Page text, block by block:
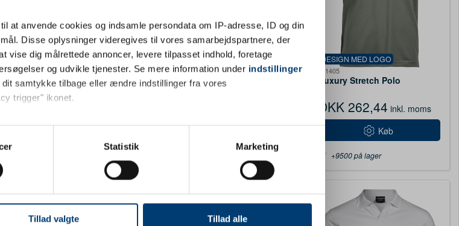
at anvende cookies og indsamle persondata om IP-adresse, ID og din
Disse oplysninger videregives til vores samarbejdspartnere, der
vise dig målrettede annoncer, levere tilpasset indhold, foretage
og udvikle tjenester. Se mere information under indstillinger
samtykke tilbage eller ændre indstillinger fra vores
trigger" ikonet.
der kan være nøjagtig inden for få meter
til at vise dig funktioner til sociale medier og til at analysere
af vores hjemmeside med vores partnere inden for sociale medier,
Statistik Marketing
Tillad valgte Tillad alle
Privat
DESIGN MED LOGO
TJ1405
Luxury Stretch Polo
DKK 262,44 inkl. moms
Køb
+9500 på lager